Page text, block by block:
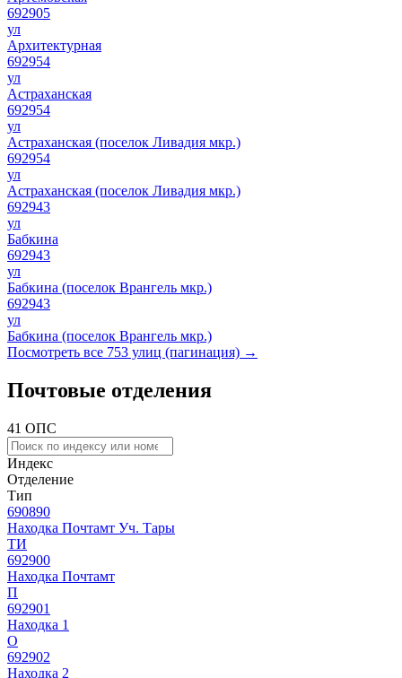
692905
ул
Архитектурная
692954
ул
Астраханская
692954
ул
Астраханская (поселок Ливадия мкр.)
692954
ул
Астраханская (поселок Ливадия мкр.)
692943
ул
Бабкина
692943
ул
Бабкина (поселок Врангель мкр.)
692943
ул
Бабкина (поселок Врангель мкр.)
Посмотреть все 753 улиц (пагинация) →
Почтовые отделения
41 ОПС
Индекс
Отделение
Тип
690890
Находка Почтамт Уч. Тары
ТИ
692900
Находка Почтамт
П
692901
Находка 1
О
692902
Находка 2